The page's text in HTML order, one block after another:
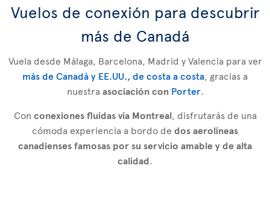
Vuelos de conexión para descubrir
más de Canadá
Vuela desde Málaga, Barcelona, Madrid y Valencia para ver
más de Canadá y EE.UU., de costa a costa, gracias a
nuestraasociación con Porter.
Con conexiones fluidas vía Montreal, disfrutarás de una
cómoda experiencia a bordo de dos aerolíneas
canadienses famosas por su servicio amable y de alta
calidad.